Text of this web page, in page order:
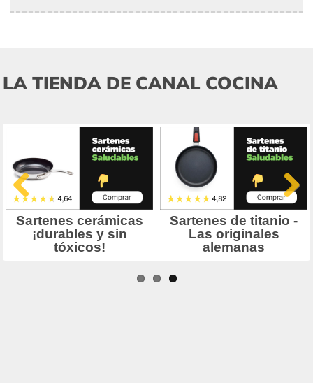
LA TIENDA DE CANAL COCINA